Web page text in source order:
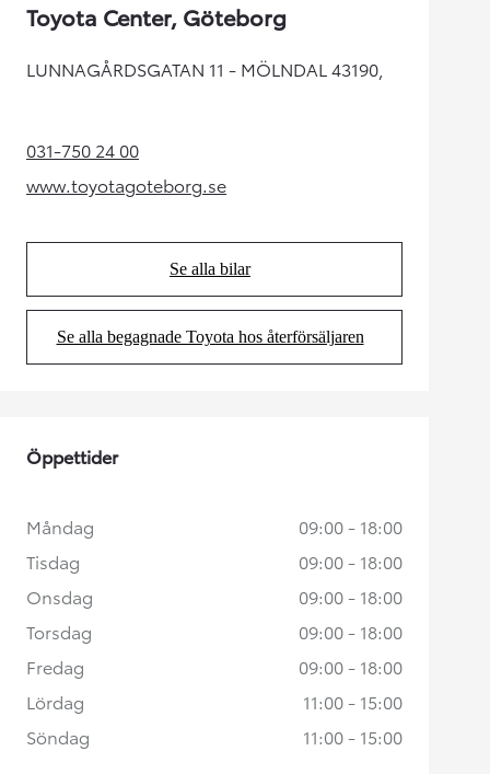
Toyota Center, Göteborg
LUNNAGÅRDSGATAN 11 - MÖLNDAL 43190,
031-750 24 00(Opens in new tab)
www.toyotagoteborg.se
(Opens in new tab)
Se alla bilar
(Opens in new tab)
Se alla begagnade Toyota hos återförsäljaren
(Opens in new tab)
Öppettider
Måndag
09:00 - 18:00
Tisdag
09:00 - 18:00
Onsdag
09:00 - 18:00
Torsdag
09:00 - 18:00
Fredag
09:00 - 18:00
Lördag
11:00 - 15:00
Söndag
11:00 - 15:00